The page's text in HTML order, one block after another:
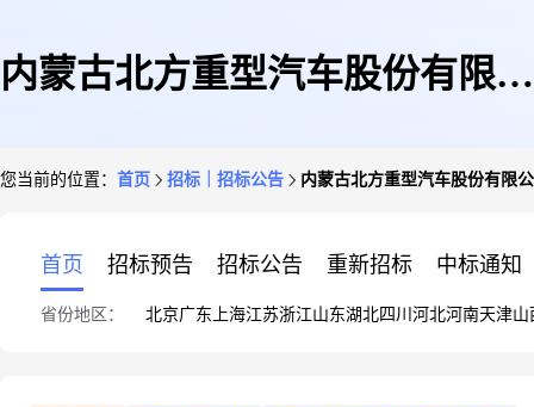
内蒙古北方重型汽车股份有限公
您当前的位置： 首页 招标｜招标公告 内蒙古北方重型汽车股份有限
首页 招标预告 招标公告 重新招标 中标通知
省份地区： 北京广东 上海江苏浙江山东湖北四川 河北河南天津山